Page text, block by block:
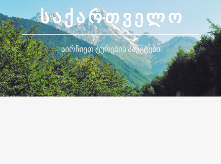
Ს Ა Ქ Ა Რ Თ Ვ Ე Ლ Ო
აირჩიეთ ტურების პაკეტები